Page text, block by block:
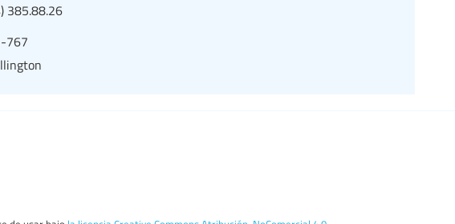
385.88.26
767